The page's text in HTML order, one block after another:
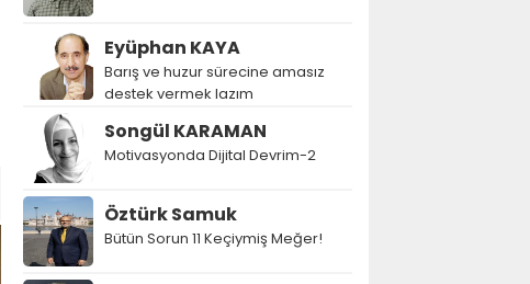
Eyüphan KAYA
Barış ve huzur sürecine amasız
destek vermek lazım
Songül KARAMAN
Motivasyonda Dijital Devrim-2
Öztürk Samuk
Bütün Sorun 11 Keçiymiş Meğer!